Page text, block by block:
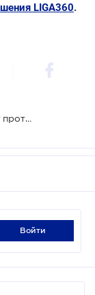
LIGA360.
Украина ввела новый санкционный пакет против российских производителей дронов с использованием ИИ
войти